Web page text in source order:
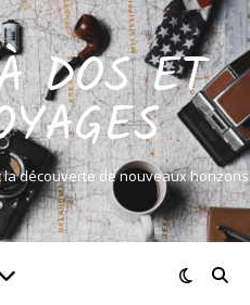
DOS ET
découverte de nouveaux horizons